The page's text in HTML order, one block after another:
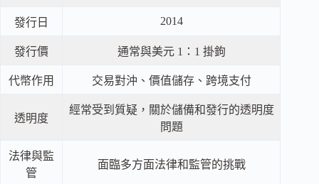
發行日 2014
發行價 通常與美元 1：1 掛鉤
代幣作用 交易對沖、價值儲存、跨境支付
透明度
經常受到質疑，關於儲備和發行的透明度
問題
法律與監
管
面臨多方面法律和監管的挑戰